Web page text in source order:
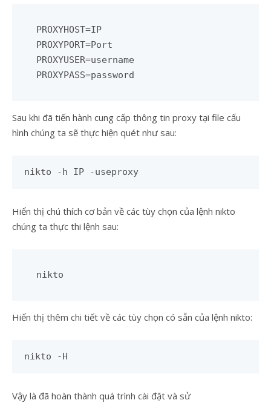
PROXYHOST=IP
PROXYPORT=Port
PROXYUSER=username
Sau khi đã tiến hành cung cấp thông tin proxy tại file cấu
hình chúng ta sẽ thực hiện quét như sau:
nikto -h IP -useproxy
Hiển thị chú thích cơ bản về các tùy chọn của lệnh nikto
chúng ta thực thi lệnh sau:
nikto
Hiển thị thêm chi tiết về các tùy chọn có sẵn của lệnh nikto:
nikto -H
Vậy là đã hoàn thành quá trình cài đặt và sử